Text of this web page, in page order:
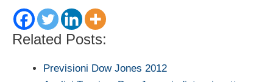
Related Posts:
Previsioni Dow Jones 2012